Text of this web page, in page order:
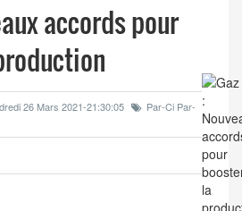
accords pour
26 Mars 2021-21:30:05
Par-Ci Par-